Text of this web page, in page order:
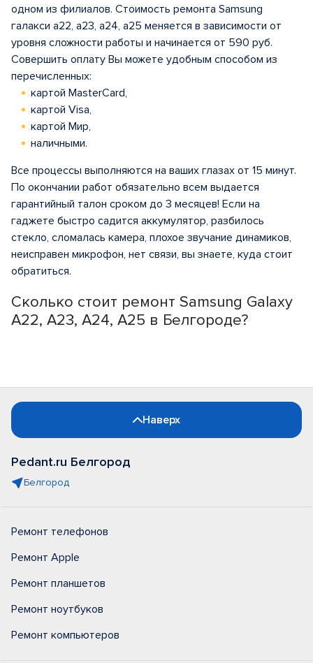
Сколько стоит ремонт Samsung Galaxy
A22, A23, A24, A25 в Белгороде?
одном из филиалов. Стоимость ремонта Samsung
галакси а22, a23, a24, a25 меняется в зависимости от
уровня сложности работы и начинается от 590 руб.
Совершить оплату Вы можете удобным способом из
перечисленных:
картой MasterCard,
картой Visa,
картой Мир,
наличными.
Все процессы выполняются на ваших глазах от 15 минут.
По окончании работ обязательно всем выдается
гарантийный талон сроком до 3 месяцев! Если на
гаджете быстро садится аккумулятор, разбилось
стекло, сломалась камера, плохое звучание динамиков,
неисправен микрофон, нет связи, вы знаете, куда стоит
обратиться.
Наверх
Pedant.ru Белгород
Белгород
Ремонт телефонов
Ремонт Apple
Ремонт планшетов
Ремонт ноутбуков
Ремонт компьютеров